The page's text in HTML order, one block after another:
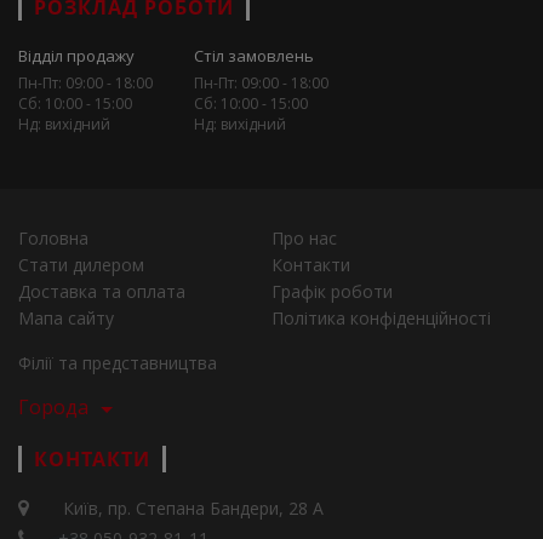
РОЗКЛАД РОБОТИ
Відділ продажу
Пн-Пт: 09:00 - 18:00
Сб: 10:00 - 15:00
Нд: вихідний
Стіл замовлень
Пн-Пт: 09:00 - 18:00
Сб: 10:00 - 15:00
Нд: вихідний
Головна
Про нас
Стати дилером
Контакти
Доставка та оплата
Графік роботи
Мапа сайту
Політика конфіденційності
Філії та представництва
Города
КОНТАКТИ
Київ, пр. Степана Бандери, 28 А